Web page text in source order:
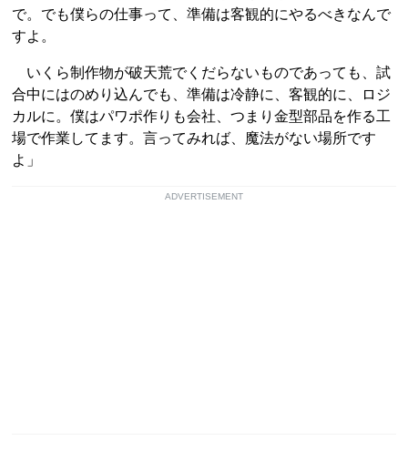
で。でも僕らの仕事って、準備は客観的にやるべきなんで
すよ。
いくら制作物が破天荒でくだらないものであっても、試
合中にはのめり込んでも、準備は冷静に、客観的に、ロジ
カルに。僕はパワポ作りも会社、つまり金型部品を作る工
場で作業してます。言ってみれば、魔法がない場所です
よ」
ADVERTISEMENT